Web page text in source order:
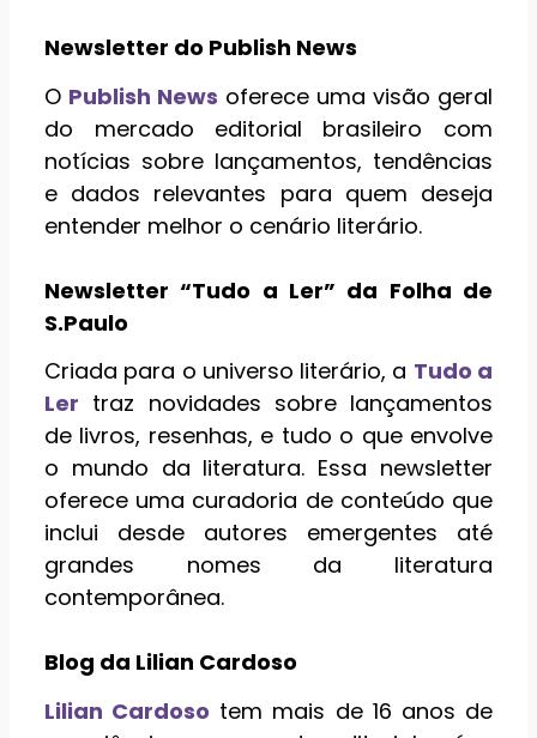
Newsletter do Publish News
O Publish News oferece uma visão geral
do mercado editorial brasileiro com
notícias sobre lançamentos, tendências
e dados relevantes para quem deseja
entender melhor o cenário literário.
Newsletter “Tudo a Ler” da Folha de
S.Paulo
Criada para o universo literário, a Tudo a
Ler traz novidades sobre lançamentos
de livros, resenhas, e tudo o que envolve
o mundo da literatura. Essa newsletter
oferece uma curadoria de conteúdo que
inclui desde autores emergentes até
grandes nomes da literatura
contemporânea.
Blog da Lilian Cardoso
Lilian Cardoso tem mais de 16 anos de